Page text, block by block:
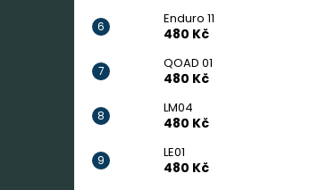
Enduro 11
480 Kč
QOAD 01
480 Kč
LM04
480 Kč
LE01
480 Kč